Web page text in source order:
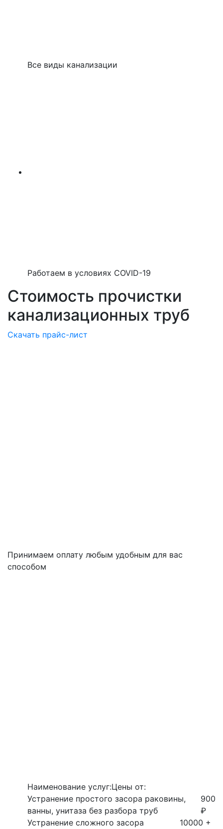
Все виды канализации
Работаем в условиях COVID-19
Стоимость прочистки
канализационных труб
Скачать прайс-лист
Принимаем оплату любым удобным для вас
способом
Наименование услуг:Цены от:
Устранение простого засора раковины,
ванны, унитаза без разбора труб
900
₽
Устранение сложного засора
10000 +